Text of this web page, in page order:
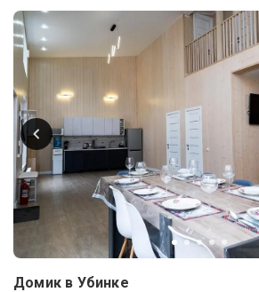
Домик в Убинке